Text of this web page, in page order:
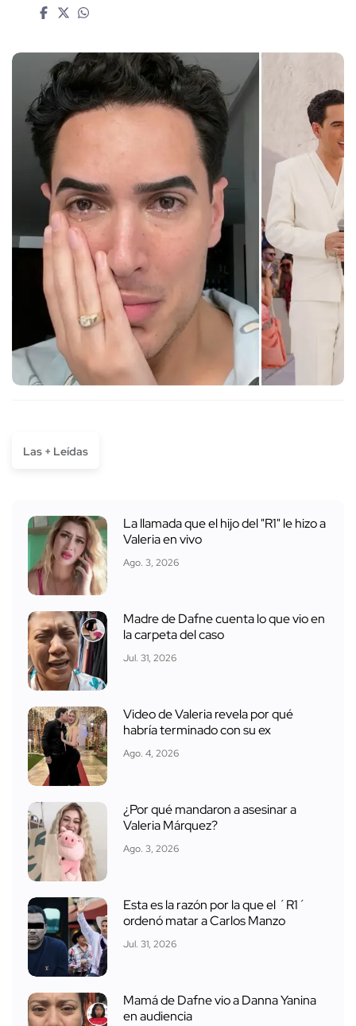
Las + Leídas
La llamada que el hijo del "R1" le hizo a
Valeria en vivo
Ago. 3, 2026
Madre de Dafne cuenta lo que vio en
la carpeta del caso
Jul. 31, 2026
Video de Valeria revela por qué
habría terminado con su ex
Ago. 4, 2026
¿Por qué mandaron a asesinar a
Valeria Márquez?
Ago. 3, 2026
Esta es la razón por la que el ´R1´
ordenó matar a Carlos Manzo
Jul. 31, 2026
Mamá de Dafne vio a Danna Yanina
en audiencia